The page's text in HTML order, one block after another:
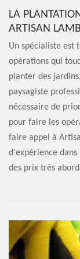
LA
ARTISAN
Un spécialiste est
opérations qui
planter des
paysagiste
nécessaire de
pour faire les
faire appel à
d'expérience
des prix très